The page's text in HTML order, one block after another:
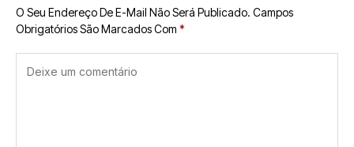
O Seu Endereço De E-Mail Não Será Publicado. Campos
Obrigatórios São Marcados Com *